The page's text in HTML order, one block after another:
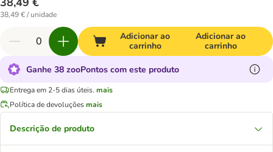
38,49 € / unidade
Adicionar ao
carrinho
Adicionar ao
carrinho
Ganhe 38 zooPontos com este produto
Entrega em 2-5 dias úteis. mais
Política de devoluçõesmais
Descrição de produto